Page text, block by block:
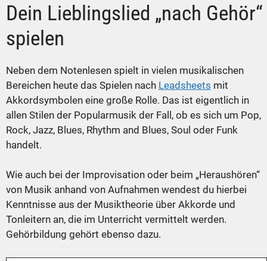
Dein Lieblingslied „nach Gehör“
spielen
Neben dem Notenlesen spielt in vielen musikalischen
Bereichen heute das Spielen nach Leadsheets mit
Akkordsymbolen eine große Rolle. Das ist eigentlich in
allen Stilen der Popularmusik der Fall, ob es sich um Pop,
Rock, Jazz, Blues, Rhythm and Blues, Soul oder Funk
handelt.
Wie auch bei der Improvisation oder beim „Heraushören“
von Musik anhand von Aufnahmen wendest du hierbei
Kenntnisse aus der Musiktheorie über Akkorde und
Tonleitern an, die im Unterricht vermittelt werden.
Gehörbildung gehört ebenso dazu.